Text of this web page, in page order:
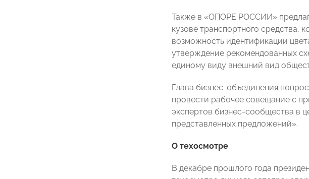
Также в «ОПОРЕ РОССИИ»
кузове транспортного
возможность идентификации
утверждение рекомендованных
единому виду внешний вид
Глава бизнес-объединения
провести рабочее совещание с
экспертов бизнес-сообщества в
представленных предложений».
О техосмотре
В декабре прошлого года